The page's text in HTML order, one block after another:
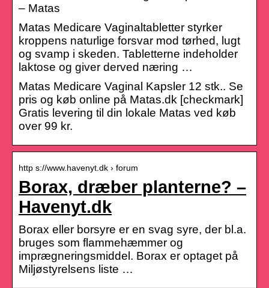
– Matas
Matas Medicare Vaginaltabletter styrker
kroppens naturlige forsvar mod tørhed, lugt
og svamp i skeden. Tabletterne indeholder
laktose og giver derved næring …
Matas Medicare Vaginal Kapsler 12 stk.. Se
pris og køb online på Matas.dk [checkmark]
Gratis levering til din lokale Matas ved køb
over 99 kr.
http s://www.havenyt.dk › forum
Borax, dræber planterne? –
Havenyt.dk
Borax eller borsyre er en svag syre, der bl.a.
bruges som flammehæmmer og
imprægneringsmiddel. Borax er optaget på
Miljøstyrelsens liste …